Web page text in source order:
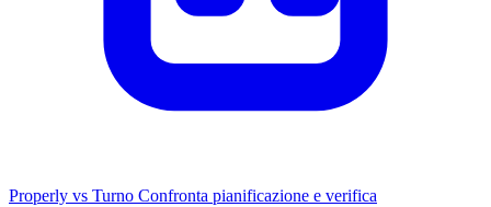
Properly vs Turno Confronta pianificazione e verifica